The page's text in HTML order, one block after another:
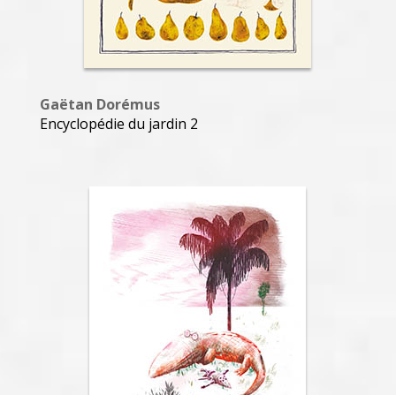
Gaëtan Dorémus
Encyclopédie du jardin 2